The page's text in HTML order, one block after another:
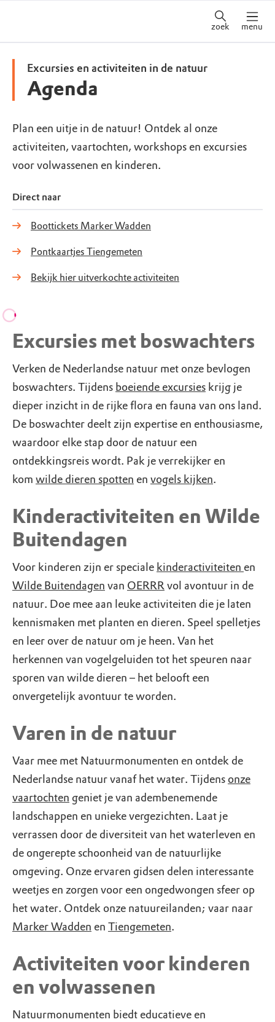
zoek menu
Excursies en activiteiten in de natuur
Agenda
Plan een uitje in de natuur! Ontdek al onze
activiteiten, vaartochten, workshops en excursies
voor volwassenen en kinderen.
Direct naar
Boottickets Marker Wadden
Pontkaartjes Tiengemeten
Bekijk hier uitverkochte activiteiten
Excursies met boswachters
Verken de Nederlandse natuur met onze bevlogen
boswachters. Tijdens boeiende excursies krijg je
dieper inzicht in de rijke flora en fauna van ons land.
De boswachter deelt zijn expertise en enthousiasme,
waardoor elke stap door de natuur een
ontdekkingsreis wordt. Pak je verrekijker en
kom wilde dieren spotten en vogels kijken.
Kinderactiviteiten en Wilde
Buitendagen
Voor kinderen zijn er speciale kinderactiviteiten en
Wilde Buitendagen van OERRRvol avontuur in de
natuur. Doe mee aan leuke activiteiten die je laten
kennismaken met planten en dieren. Speel spelletjes
en leer over de natuur om je heen. Van het
herkennen van vogelgeluiden tot het speuren naar
sporen van wilde dieren – het belooft een
onvergetelijk avontuur te worden.
Varen in de natuur
Vaar mee met Natuurmonumenten en ontdek de
Nederlandse natuur vanaf het water. Tijdens onze
vaartochten geniet je van adembenemende
landschappen en unieke vergezichten. Laat je
verrassen door de diversiteit van het waterleven en
de ongerepte schoonheid van de natuurlijke
omgeving. Onze ervaren gidsen delen interessante
weetjes en zorgen voor een ongedwongen sfeer op
het water. Ontdek onze natuureilanden; vaar naar
Marker Wadden en Tiengemeten.
Activiteiten voor kinderen
en volwassenen
Natuurmonumenten biedt educatieve en